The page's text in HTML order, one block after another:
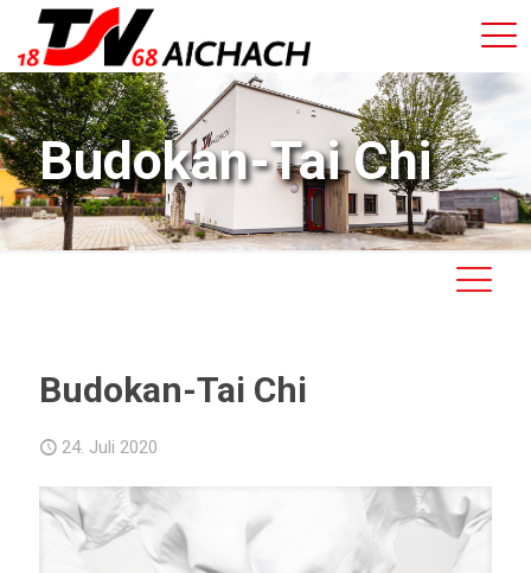
Budokan-Tai Chi
Budokan-Tai Chi
24. Juli 2020